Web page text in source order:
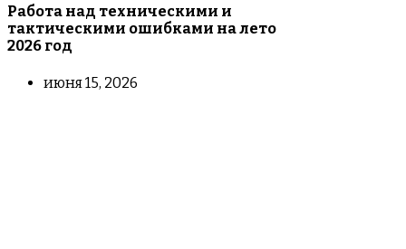
Работа над техническими и
тактическими ошибками на лето
2026 год
июня 15, 2026